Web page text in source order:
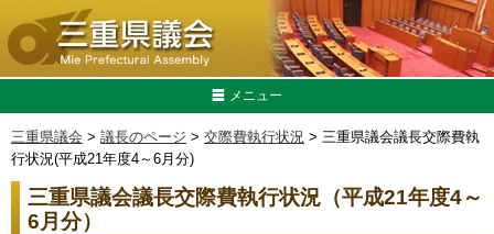
メニュー
三重県議会 > 議長のページ > 交際費執行状況 > 三重県議会議長交際費執
行状況(平成21年度4～6月分)
三重県議会議長交際費執行状況（平成21年度4～
6月分）